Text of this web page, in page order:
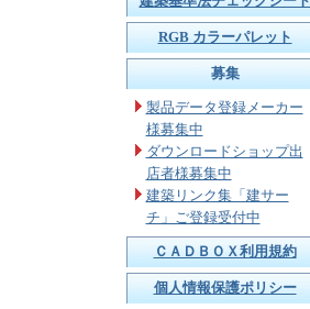
RGB カラーパレット
募集
製品データ登録メーカー
様募集中
ダウンロードショップ出
店者様募集中
建築リンク集「建サー
チ」ご登録受付中
ＣＡＤＢＯＸ利用規約
個人情報保護ポリシー